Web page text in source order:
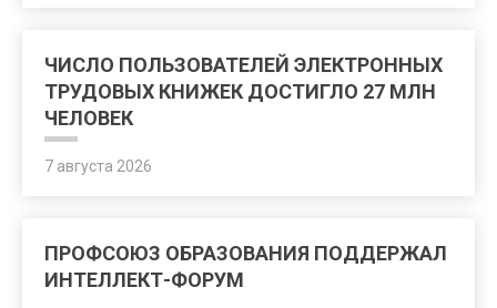
ЧИСЛО ПОЛЬЗОВАТЕЛЕЙ ЭЛЕКТРОННЫХ
ТРУДОВЫХ КНИЖЕК ДОСТИГЛО 27 МЛН
ЧЕЛОВЕК
7 августа 2026
ПРОФСОЮЗ ОБРАЗОВАНИЯ ПОДДЕРЖАЛ
ИНТЕЛЛЕКТ-ФОРУМ